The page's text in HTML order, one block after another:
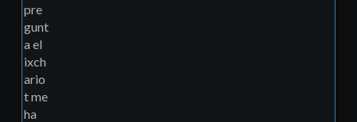
pre
gunt
a el
ixch
ario
t me
ha